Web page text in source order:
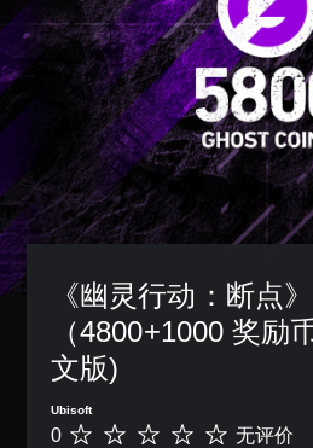
《幽灵行动：断点
（4800+1000 奖励
文版)
Ubisoft
无
0 无评价